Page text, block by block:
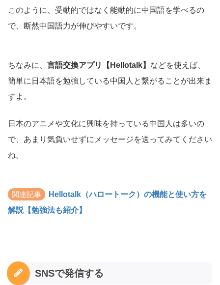
このように、受動的ではなく能動的に中国語を学べるの
で、断然中国語力が伸びやすいです。
ちなみに、 言語交換アプリ【Hellotalk】 などを使えば、
簡単に日本語を勉強している中国人と繋がることが出来ま
すよ。
日本のアニメや文化に興味を持っている中国人は多いの
で、あまり気負いせずにメッセージを送ってみてください
ね。
関連記事
Hellotalk（ハロートーク）の機能と使い方を
解説【勉強法も紹介】
SNSで発信する